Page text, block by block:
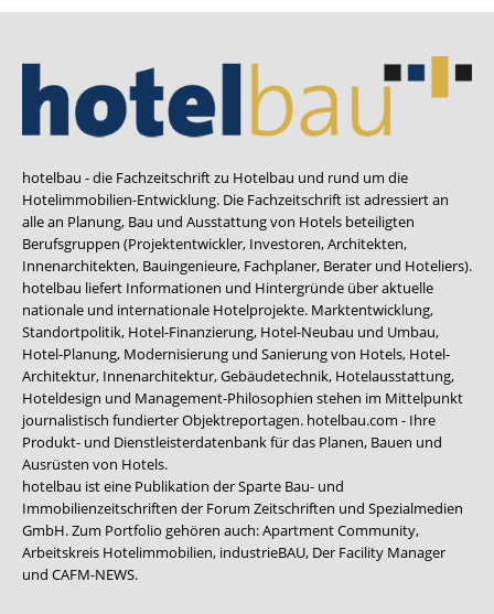
hotelbau - die Fachzeitschrift zu Hotelbau und rund um die
Hotelimmobilien-Entwicklung. Die Fachzeitschrift ist adressiert an
alle an Planung, Bau und Ausstattung von Hotels beteiligten
Berufsgruppen (Projektentwickler, Investoren, Architekten,
Innenarchitekten, Bauingenieure, Fachplaner, Berater und Hoteliers).
hotelbau liefert Informationen und Hintergründe über aktuelle
nationale und internationale Hotelprojekte. Marktentwicklung,
Standortpolitik, Hotel-Finanzierung, Hotel-Neubau und Umbau,
Hotel-Planung, Modernisierung und Sanierung von Hotels, Hotel-
Architektur, Innenarchitektur, Gebäudetechnik, Hotelausstattung,
Hoteldesign und Management-Philosophien stehen im Mittelpunkt
journalistisch fundierter Objektreportagen. hotelbau.com - Ihre
Produkt- und Dienstleisterdatenbank für das Planen, Bauen und
Ausrüsten von Hotels.
hotelbau ist eine Publikation der Sparte Bau- und
Immobilienzeitschriften der Forum Zeitschriften und Spezialmedien
GmbH. Zum Portfolio gehören auch:Apartment Community,
Arbeitskreis Hotelimmobilien, industrieBAU, Der Facility Manager
und CAFM-NEWS.